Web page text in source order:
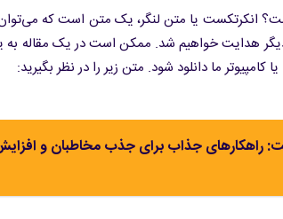
یا متن لنگر، یک متن است که
هدایت خواهیم شد. ممکن است در یک مقاله
راهکارهای جذاب برای جذب مخاطبان و